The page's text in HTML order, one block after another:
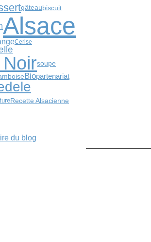
gâteaubiscuit
Alsace
Cerise
soupe
Biopartenariat
Recette Alsacienne
du blog